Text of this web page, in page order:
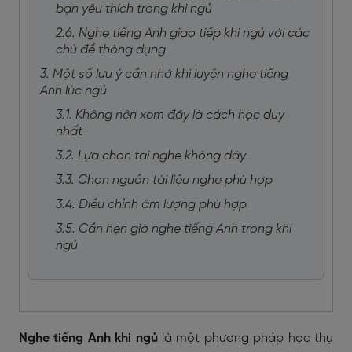
bạn yêu thích trong khi ngủ
2.6. Nghe tiếng Anh giao tiếp khi ngủ với các
chủ đề thông dụng
3. Một số lưu ý cần nhớ khi luyện nghe tiếng
Anh lúc ngủ
3.1. Không nên xem đây là cách học duy
nhất
3.2. Lựa chọn tai nghe không dây
3.3. Chọn nguồn tài liệu nghe phù hợp
3.4. Điều chỉnh âm lượng phù hợp
3.5. Cần hẹn giờ nghe tiếng Anh trong khi
ngủ
Nghe tiếng Anh khi ngủ là một phương pháp học thụ